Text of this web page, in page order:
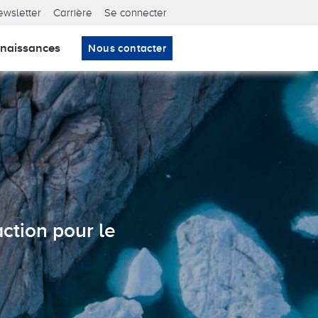
nav Carrière Se connecter
Nous contacter
pour le